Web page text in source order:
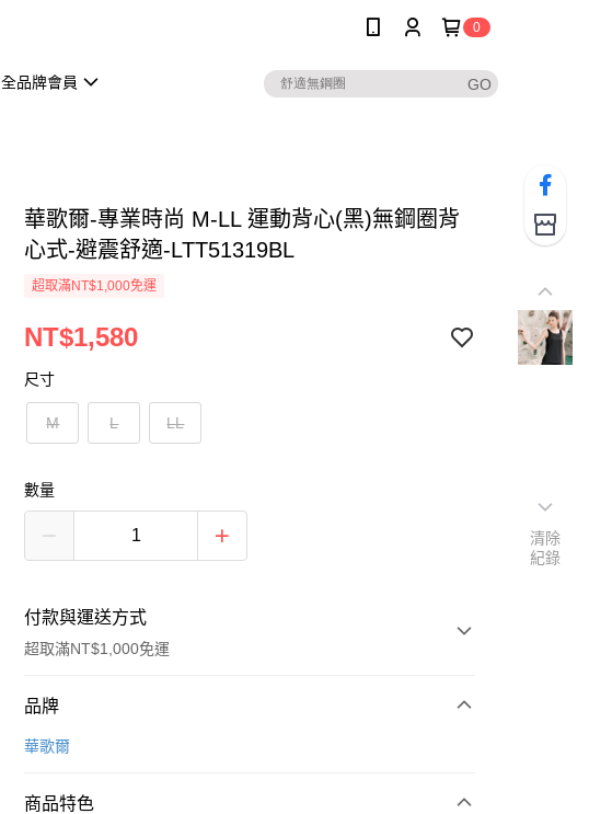
0
全品牌會員
華歌爾-專業時尚 M-LL 運動背心(黑)無鋼圈背
心式-避震舒適-LTT51319BL
超取滿NT$1,000免運
NT$1,580
尺寸
M L LL
數量
付款與運送方式
超取滿NT$1,000免運
付款方式
信用卡一次付款
品牌
華歌爾
商品特色
清除
紀錄